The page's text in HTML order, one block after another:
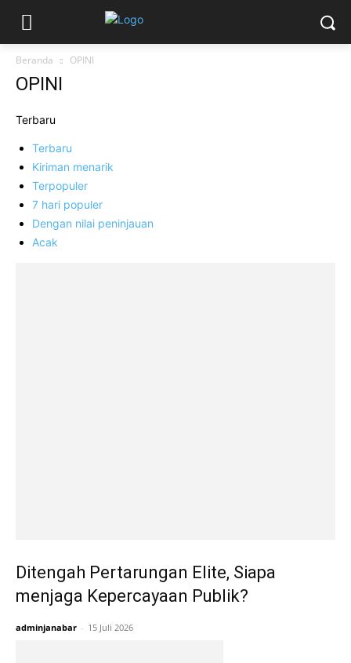
Beranda OPINI
OPINI
Terbaru
Terbaru
Kiriman menarik
Terpopuler
7 hari populer
Dengan nilai peninjauan
Acak
Ditengah Pertarungan Elite, Siapa
menjaga Kepercayaan Publik?
adminjanabar - 15 Juli 2026